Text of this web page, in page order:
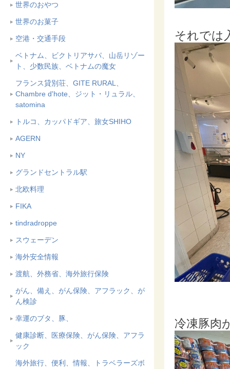
世界のおやつ
世界のお菓子
空港・交通手段
ベトナム、ビクトリアサパ、山岳リゾー
ト、少数民族、ベトナムの魔女
フランス貸別荘、GITE RURAL、
Chambre d'hote、ジット・リュラル、
satomina
トルコ、カッパドギア、旅女SHIHO
AGERN
NY
グランドセントラル駅
北欧料理
FIKA
tindradroppe
スウェーデン
海外安全情報
渡航、外務省、海外旅行保険
がん、備え、がん保険、アフラック、が
ん検診
幸運のブタ、豚、
健康診断、医療保険、がん保険、アフラ
ック
海外旅行、便利、情報、トラベラーズボ
それでは
冷凍豚肉